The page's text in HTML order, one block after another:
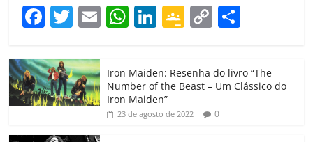
F
a
c
e
b
o
T
w
itt
er
E
m
W
h
s
A
p
Li
n
e
dI
n
G
o
gl
e
Cl
C
o
y
Li
n
p
Iron Maiden: Resenha do livro “The
Number of the Beast – Um Clássico do
Iron Maiden”
23 de agosto de 2022 0